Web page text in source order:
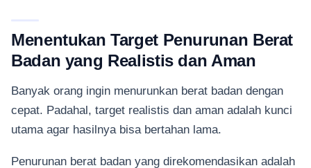
Menentukan Target Penurunan Berat
Badan yang Realistis dan Aman
Banyak orang ingin menurunkan berat badan dengan
cepat. Padahal, target realistis dan aman adalah kunci
utama agar hasilnya bisa bertahan lama.
Penurunan berat badan yang direkomendasikan adalah